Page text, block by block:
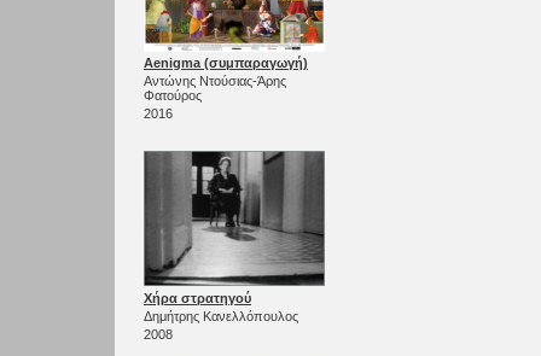
Aenigma (συμπαραγωγή)
Αντώνης Ντούσιας-Άρης
Φατούρος
2016
Χήρα στρατηγού
Δημήτρης Κανελλόπουλος
2008